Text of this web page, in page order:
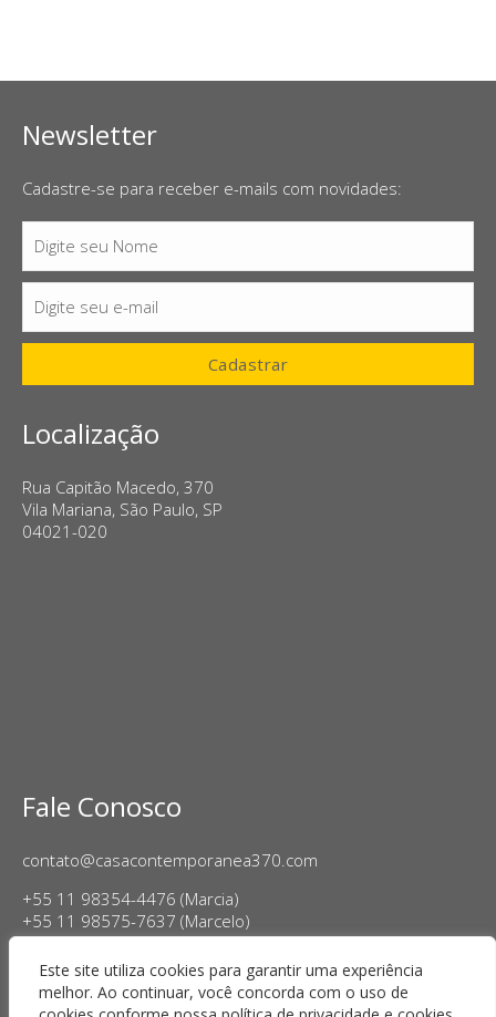
Este site utiliza cookies para garantir uma experiência
melhor. Ao continuar, você concorda com o uso de
Newsletter
Cadastre-se para receber e-mails com novidades:
Nome
Digite seu Nome
E-
mail
Digite seu e-mail
Cadastrar
Localização
Rua Capitão Macedo, 370
Vila Mariana, São Paulo, SP
04021-020
Fale Conosco
contato@casacontemporanea370.com
+55 11 98354-4476 (Marcia)
+55 11 98575-7637 (Marcelo)
Horário de Funcionamento:
Terça a sexta-feira, das 14h às 18h
Sábado das 11h às 17h